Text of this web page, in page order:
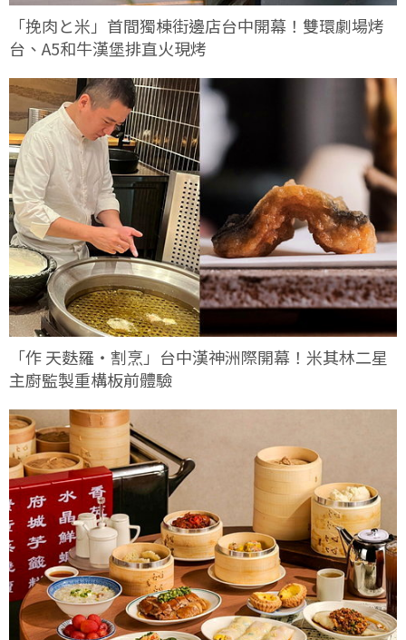
「挽肉と米」首間獨棟街邊店台中開幕！雙環劇場烤
台、A5和牛漢堡排直火現烤
「作 天麩羅・割烹」台中漢神洲際開幕！米其林二星
主廚監製重構板前體驗